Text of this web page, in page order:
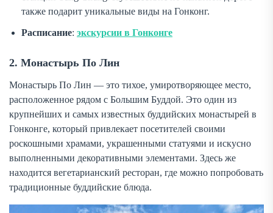
также подарит уникальные виды на Гонконг.
Расписание: экскурсии в Гонконге
2. Монастырь По Лин
Монастырь По Лин — это тихое, умиротворяющее место,
расположенное рядом с Большим Буддой. Это один из
крупнейших и самых известных буддийских монастырей в
Гонконге, который привлекает посетителей своими
роскошными храмами, украшенными статуями и искусно
выполненными декоративными элементами. Здесь же
находится вегетарианский ресторан, где можно попробовать
традиционные буддийские блюда.